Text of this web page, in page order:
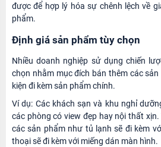
được để hợp lý hóa sự chênh lệch về
phẩm.
Định giá sản phẩm tùy chọn
Nhiều doanh nghiệp sử dụng chiến
chọn nhằm mục đích bán thêm các
kiện đi kèm sản phẩm chính.
Ví dụ: Các khách sạn và khu nghỉ
các phòng có view đẹp hay nội thất
các sản phẩm như tủ lạnh sẽ đi kèm
thoại sẽ đi kèm với miếng dán màn hình.